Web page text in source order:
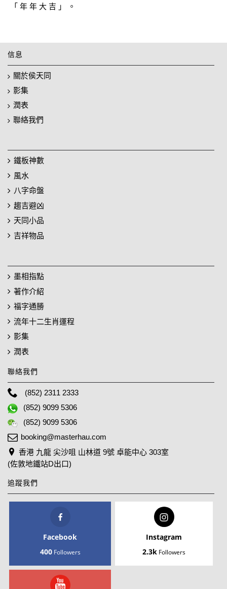
「 年 年 大 吉 」 。
信息
關於侯天同
影集
潤表
聯絡我們
鐵板神數
風水
八字命盤
趨吉避凶
天同小品
吉祥物品
墨相指點
著作介紹
福字通勝
流年十二生肖運程
影集
潤表
聯絡我們
(852) 2311 2333
(852) 9099 5306
(852) 9099 5306
booking@masterhau.com
香港 九龍 尖沙咀 山林道 9號 卓能中心 303室
(佐敦地鐵站D出口)
追蹤我們
Facebook
400 Followers
Instagram
2.3k Followers